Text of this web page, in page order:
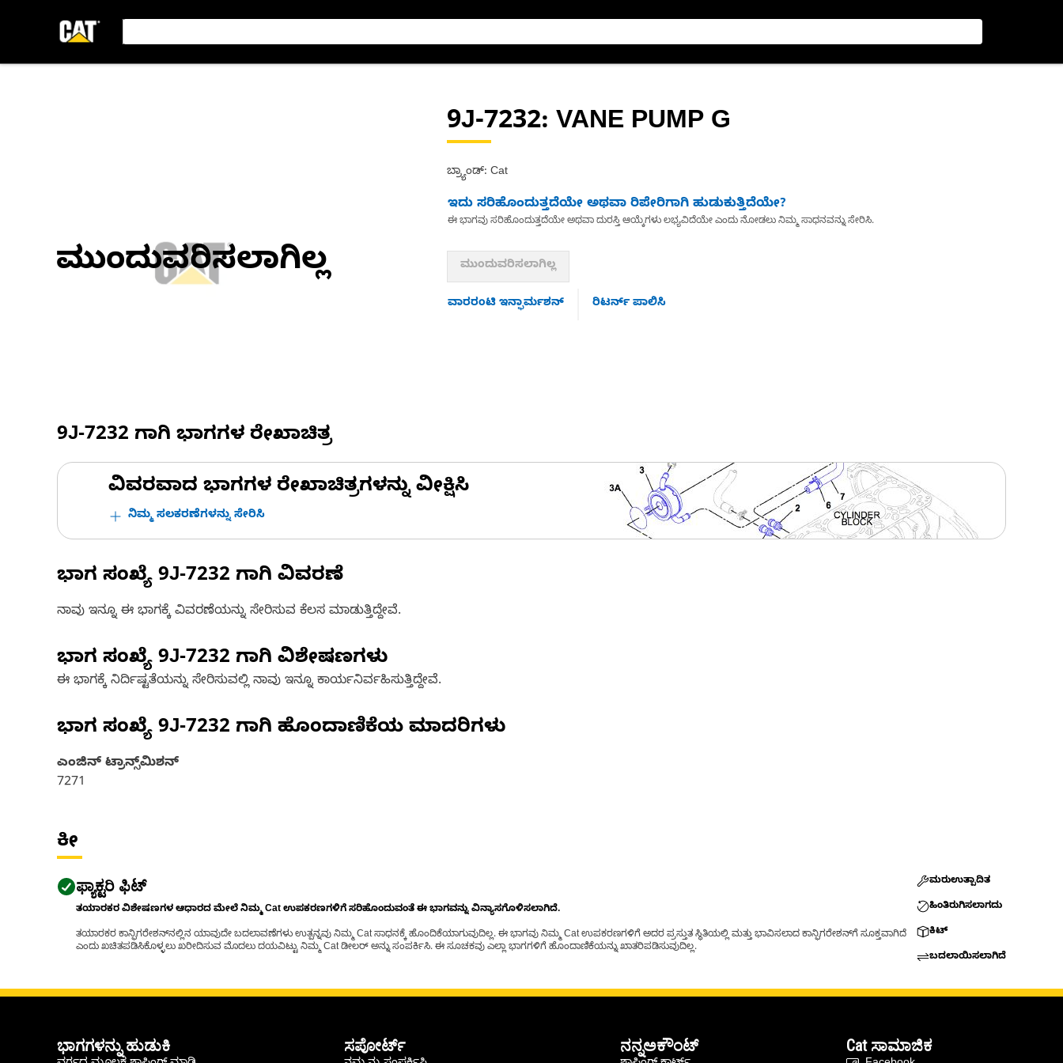
ಮುಂದುವರಿಸಲಾಗಿಲ್ಲ
9J-7232: VANE PUMP G
ಬ್ರ್ಯಾಂಡ್: Cat
ಇದು ಸರಿಹೊಂದುತ್ತದೆಯೇ ಅಥವಾ ರಿಪೇರಿಗಾಗಿ ಹುಡುಕುತ್ತಿದೆಯೇ?
ಈ ಭಾಗವು ಸರಿಹೊಂದುತ್ತದೆಯೇ ಅಥವಾ ದುರಸ್ತಿ ಆಯ್ಕೆಗಳು ಲಭ್ಯವಿದೆಯೇ ಎಂದು ನೋಡಲು ನಿಮ್ಮ ಸಾಧನವನ್ನು ಸೇರಿಸಿ.
ಮುಂದುವರಿಸಲಾಗಿಲ್ಲ
ವಾರರಂಟಿ ಇನ್ಫಾರ್ಮಶನ್ ರಿಟರ್ನ್ ಪಾಲಿಸಿ
9J-7232 ಗಾಗಿ ಭಾಗಗಳ ರೇಖಾಚಿತ್ರ
ವಿವರವಾದ ಭಾಗಗಳ ರೇಖಾಚಿತ್ರಗಳನ್ನು ವೀಕ್ಷಿಸಿ
ನಿಮ್ಮ ಸಲಕರಣೆಗಳನ್ನು ಸೇರಿಸಿ
ಭಾಗ ಸಂಖ್ಯೆ 9J-7232 ಗಾಗಿ ವಿವರಣೆ
ನಾವು ಇನ್ನೂ ಈ ಭಾಗಕ್ಕೆ ವಿವರಣೆಯನ್ನು ಸೇರಿಸುವ ಕೆಲಸ ಮಾಡುತ್ತಿದ್ದೇವೆ.
ಭಾಗ ಸಂಖ್ಯೆ 9J-7232 ಗಾಗಿ ವಿಶೇಷಣಗಳು
ಈ ಭಾಗಕ್ಕೆ ನಿರ್ದಿಷ್ಟತೆಯನ್ನು ಸೇರಿಸುವಲ್ಲಿ ನಾವು ಇನ್ನೂ ಕಾರ್ಯನಿರ್ವಹಿಸುತ್ತಿದ್ದೇವೆ.
ಭಾಗ ಸಂಖ್ಯೆ 9J-7232 ಗಾಗಿ ಹೊಂದಾಣಿಕೆಯ ಮಾದರಿಗಳು
ಎಂಜಿನ್ ಟ್ರಾನ್ಸ್‌ಮಿಶನ್
7271
ಕೀ
ಫ್ಯಾಕ್ಟರಿ ಫಿಟ್
ತಯಾರಕರ ವಿಶೇಷಣಗಳ ಆಧಾರದ ಮೇಲೆ ನಿಮ್ಮ Cat ಉಪಕರಣಗಳಿಗೆ ಸರಿಹೊಂದುವಂತೆ ಈ ಭಾಗವನ್ನು ವಿನ್ಯಾಸಗೊಳಿಸಲಾಗಿದೆ.
ತಯಾರಕರ ಕಾನ್ಫಿಗರೇಶನ್‌ನಲ್ಲಿನ ಯಾವುದೇ ಬದಲಾವಣೆಗಳು ಉತ್ಪನ್ನವು ನಿಮ್ಮ Cat ಸಾಧನಕ್ಕೆ ಹೊಂದಿಕೆಯಾಗುವುದಿಲ್ಲ. ಈ ಭಾಗವು ನಿಮ್ಮ Cat ಉಪಕರಣಗಳಿಗೆ ಅದರ ಪ್ರಸ್ತುತ ಸ್ಥಿತಿಯಲ್ಲಿ ಮತ್ತು ಭಾವಿಸಲಾದ ಕಾನ್ಫಿಗರೇಶನ್‌ಗೆ ಸೂಕ್ತವಾಗಿದೆ
ಎಂದು ಖಚಿತಪಡಿಸಿಕೊಳ್ಳಲು ಖರೀದಿಸುವ ಮೊದಲು ದಯವಿಟ್ಟು ನಿಮ್ಮ Cat ಡೀಲರ್ ಅನ್ನು ಸಂಪರ್ಕಿಸಿ. ಈ ಸೂಚಕವು ಎಲ್ಲಾ ಭಾಗಗಳಿಗೆ ಹೊಂದಾಣಿಕೆಯನ್ನು ಖಾತರಿಪಡಿಸುವುದಿಲ್ಲ.
ಮರುಉತ್ಪಾದಿತ
ಹಿಂತಿರುಗಿಸಲಾಗದು
ಕಿಟ್
ಬದಲಾಯಿಸಲಾಗಿದೆ
ಭಾಗಗಳನ್ನು ಹುಡುಕಿ ಸಪೋರ್ಟ್ ನನ್ನಅಕೌಂಟ್ Cat ಸಾಮಾಜಿಕ